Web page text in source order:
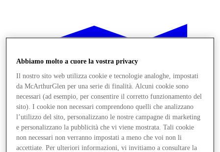
Abbiamo molto a cuore la vostra privacy
Il nostro sito web utilizza cookie e tecnologie analoghe, impostati
da McArthurGlen per una serie di finalità. Alcuni cookie sono
necessari (ad esempio, per consentire il corretto funzionamento del
sito). I cookie non necessari comprendono quelli che analizzano
l’utilizzo del sito, personalizzano le nostre campagne di marketing
e personalizzano la pubblicità che vi viene mostrata. Tali cookie
non necessari non verranno impostati a meno che voi non li
accettiate. Per ulteriori informazioni, vi invitiamo a consultare la